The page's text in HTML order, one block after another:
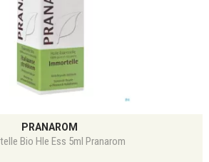
PRANAROM
Bio Hle Ess 5ml Pranarom